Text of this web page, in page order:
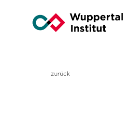
zurück